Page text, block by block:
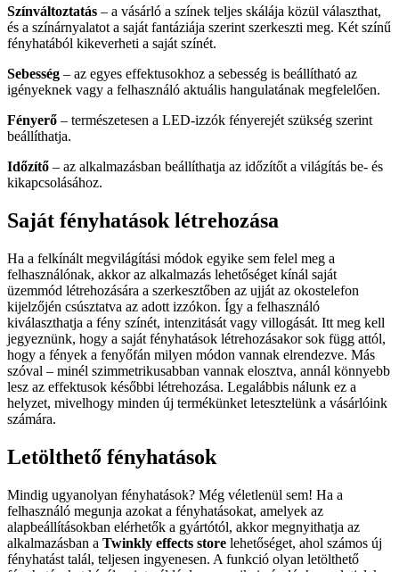
Színváltoztatás – a vásárló a színek teljes skálája közül választhat,
és a színárnyalatot a saját fantáziája szerint szerkeszti meg. Két színű
fényhatából kikeverheti a saját színét.
Sebesség – az egyes effektusokhoz a sebesség is beállítható az
igényeknek vagy a felhasználó aktuális hangulatának megfelelően.
Fényerő – természetesen a LED-izzók fényerejét szükség szerint
beállíthatja.
Időzítő – az alkalmazásban beállíthatja az időzítőt a világítás be- és
kikapcsolásához.
Saját fényhatások létrehozása
Ha a felkínált megvilágítási módok egyike sem felel meg a
felhasználónak, akkor az alkalmazás lehetőséget kínál saját
üzemmód létrehozására a szerkesztőben az ujját az okostelefon
kijelzőjén csúsztatva az adott izzókon. Így a felhasználó
kiválaszthatja a fény színét, intenzitását vagy villogását. Itt meg kell
jegyeznünk, hogy a saját fényhatások létrehozásakor sok függ attól,
hogy a fények a fenyőfán milyen módon vannak elrendezve. Más
szóval – minél szimmetrikusabban vannak elosztva, annál könnyebb
lesz az effektusok későbbi létrehozása. Legalábbis nálunk ez a
helyzet, mivelhogy minden új termékünket letesztelünk a vásárlóink
számára.
Letölthető fényhatások
Mindig ugyanolyan fényhatások? Még véletlenül sem! Ha a
felhasználó megunja azokat a fényhatásokat, amelyek az
alapbeállításokban elérhetők a gyártótól, akkor megnyithatja az
alkalmazásban a Twinkly effects store lehetőséget, ahol számos új
fényhatást talál, teljesen ingyenesen. A funkció olyan letölthető